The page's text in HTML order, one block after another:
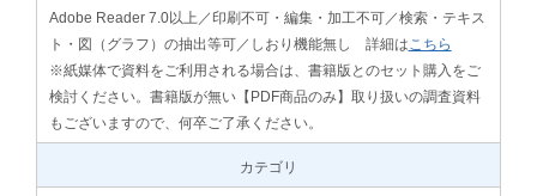
Adobe Reader 7.0以上／印刷不可・編集・加工不可／検索・テキス
ト・図（グラフ）の抽出等可／しおり機能無し 詳細は こちら
※紙媒体で資料をご利用される場合は、書籍版とのセット購入をご
検討ください。書籍版が無い【PDF商品のみ】取り扱いの調査資料
もございますので、何卒ご了承ください。
カテゴリ